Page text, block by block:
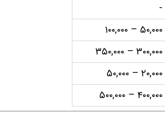
-
۵۰,۰۰۰ – ۱۰۰,۰۰۰
۳۰۰,۰۰۰ – ۳۵۰,۰۰۰
۲۰,۰۰۰ – ۵۰,۰۰۰
۴۰۰,۰۰۰ – ۵۰۰,۰۰۰